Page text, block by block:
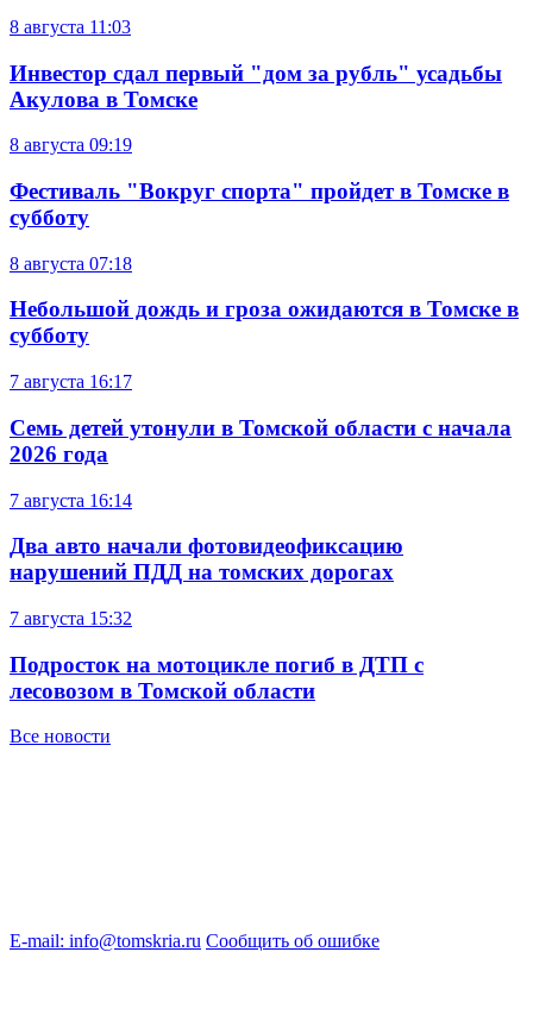
8 августа 11:03
Инвестор сдал первый "дом за рубль" усадьбы
Акулова в Томске
8 августа 09:19
Фестиваль "Вокруг спорта" пройдет в Томске в
субботу
8 августа 07:18
Небольшой дождь и гроза ожидаются в Томске в
субботу
7 августа 16:17
Семь детей утонули в Томской области с начала
2026 года
7 августа 16:14
Два авто начали фотовидеофиксацию
нарушений ПДД на томских дорогах
7 августа 15:32
Подросток на мотоцикле погиб в ДТП с
лесовозом в Томской области
Все новости
E-mail: info@tomskria.ru Сообщить об ошибке